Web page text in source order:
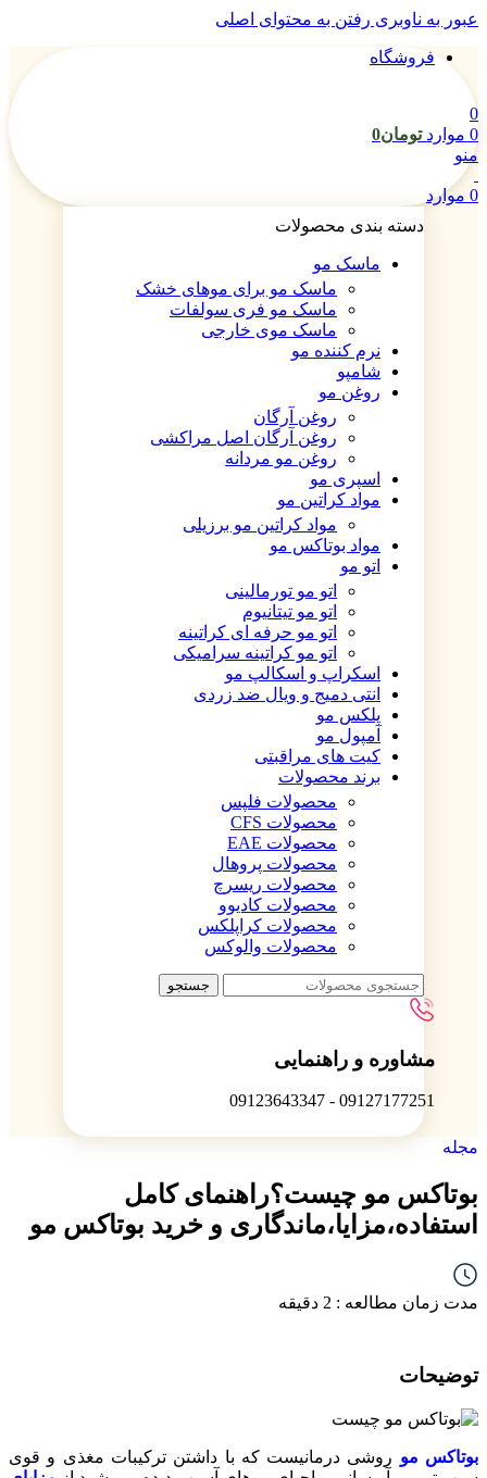
عبور به ناوبری رفتن به محتوای اصلی
فروشگاه
0
0 موارد تومان0
منو
0 موارد
دسته بندی محصولات
ماسک مو
ماسک مو برای موهای خشک
ماسک مو فری سولفات
ماسک موی خارجی
نرم کننده مو
شامپو
روغن مو
روغن آرگان
روغن آرگان اصل مراکشی
روغن مو مردانه
اسپری مو
مواد کراتین مو
مواد کراتین مو برزیلی
مواد بوتاکس مو
اتو مو
اتو مو تورمالینی
اتو مو تیتانیوم
اتو مو حرفه ای کراتینه
اتو مو کراتینه سرامیکی
اسکراپ و اسکالپ مو
انتی دمیج و ویال ضد زردی
پلکس مو
آمپول مو
کیت های مراقبتی
برند محصولات
محصولات فلپس
محصولات CFS
محصولات EAE
محصولات پروهال
محصولات ریسرچ
محصولات کادیوو
محصولات کراپلکس
محصولات والوکس
جستجو
مشاوره و راهنمایی
09127177251 - 09123643347
مجله
بوتاکس مو چیست؟راهنمای کامل
استفاده،مزایا،ماندگاری و خرید بوتاکس مو
مدت زمان مطالعه : 2 دقیقه
توضیحات
بوتاکس مو روشی درمانیست که با داشتن ترکیبات مغذی و قوی